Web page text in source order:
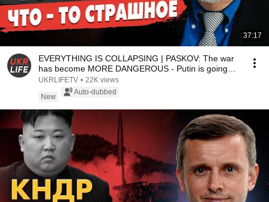
37:17
EVERYTHING IS COLLAPSING | PASKOV: The war
has become MORE DANGEROUS - Putin is going
all-in | US...
UKRLIFETV • 22K views
New
Auto-dubbed